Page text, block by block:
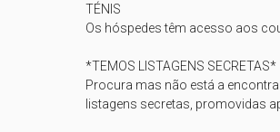
TÉNIS
Os hóspedes têm acesso aos
*TEMOS LISTAGENS SECRETAS*
Procura mas não está a
listagens secretas, promovidas